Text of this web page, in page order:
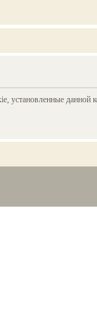
установленные данной